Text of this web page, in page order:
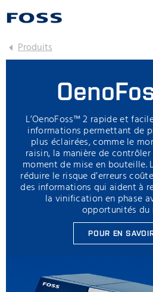
Produits
L’OenoFoss™ 2 rapide et
informations permettant de
plus éclairées, comme le
raisin, la manière de
moment de mise en bouteille.
réduire le risque d’erreurs
des informations qui aident à
la vinification en phase
opportunités du
POUR EN